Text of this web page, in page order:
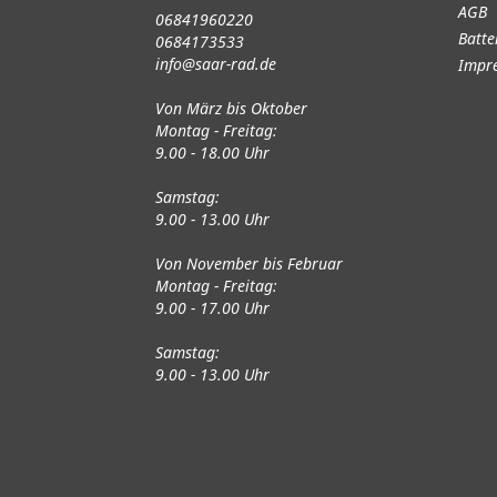
06841960220
0684173533
info@saar-rad.de
Von März bis Oktober
Montag - Freitag:
9.00 - 18.00 Uhr
Samstag:
9.00 - 13.00 Uhr
Von November bis Februar
Montag - Freitag:
9.00 - 17.00 Uhr
Samstag:
9.00 - 13.00 Uhr
AGB